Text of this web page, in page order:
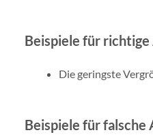
Beispiele für
Die geringste
Beispiele für